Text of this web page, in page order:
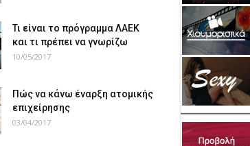
Τι είναι το πρόγραμμα ΛΑΕΚ
και τι πρέπει να γνωρίζω
10/05/2017
Πώς να κάνω έναρξη ατομικής
επιχείρησης
03/04/2017